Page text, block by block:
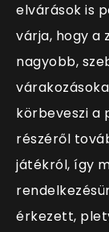
elvárások is
várja, hogy a
nagyobb,
körbeveszi a
részéről
játékról, így
érkezett,